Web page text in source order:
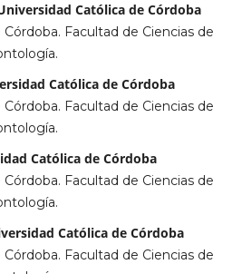
Católica de Córdoba
Facultad de Ciencias de
Católica de Córdoba
Facultad de Ciencias de
Católica de Córdoba
Facultad de Ciencias de
Católica de Córdoba
Facultad de Ciencias de